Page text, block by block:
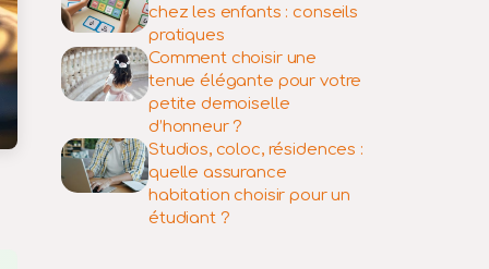
chez les enfants : conseils
pratiques
Comment choisir une
tenue élégante pour votre
petite demoiselle
d’honneur ?
Studios, coloc, résidences :
quelle assurance
habitation choisir pour un
étudiant ?